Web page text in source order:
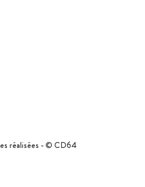
réalisées - © CD64